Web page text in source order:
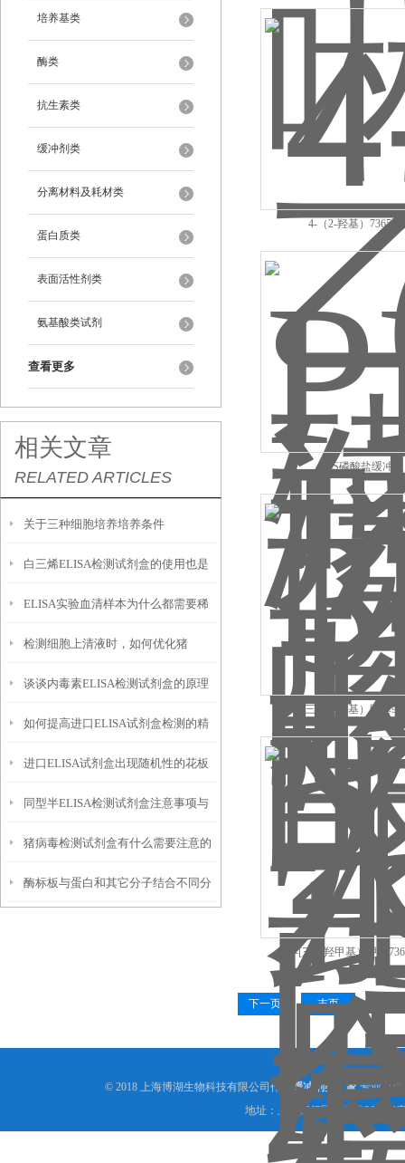
培养基类
酶类
抗生素类
缓冲剂类
分离材料及耗材类
蛋白质类
表面活性剂类
氨基酸类试剂
查看更多
相关文章
RELATED ARTICLES
关于三种细胞培养培养条件
白三烯ELISA检测试剂盒的使用也是
有要领的
ELISA实验血清样本为什么都需要稀
释?
检测细胞上清液时，如何优化猪
ELISA实验操作？
谈谈内毒素ELISA检测试剂盒的原理
及使用步骤
如何提高进口ELISA试剂盒检测的精
度呢？
进口ELISA试剂盒出现随机性的花板
和跳孔的现象是什么原因呢？
同型半ELISA检测试剂盒注意事项与
操作步骤
猪病毒检测试剂盒有什么需要注意的
地方呢？
酶标板与蛋白和其它分子结合不同分
4-（2-羟基）7365-
PBS磷酸盐缓冲液
3-N-[三（羟甲基）甲基
2-[三（羟甲基）甲基
下一页 末页
© 2018 上海博湖生物科技有限公司作为 缓冲剂类厂家,专业提供
地址：上海闵行区碧泉路36弄银